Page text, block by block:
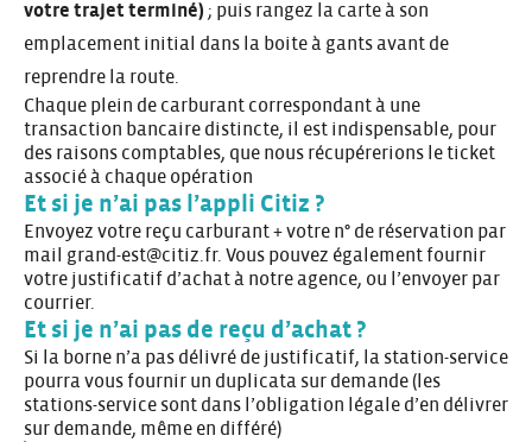
votre trajet terminé) ; puis rangez la carte à son
emplacement initial dans la boite à gants avant de
reprendre la route.
Chaque plein de carburant correspondant à une
transaction bancaire distincte, il est indispensable, pour
des raisons comptables, que nous récupérerions le ticket
associé à chaque opération
Et si je n’ai pas l’appli Citiz ?
Envoyez votre reçu carburant + votre n° de réservation par
mail grand-est@citiz.fr. Vous pouvez également fournir
votre justificatif d’achat à notre agence, ou l’envoyer par
courrier.
Et si je n’ai pas de reçu d’achat ?
Si la borne n’a pas délivré de justificatif, la station-service
pourra vous fournir un duplicata sur demande (les
stations-service sont dans l’obligation légale d’en délivrer
sur demande, même en différé)